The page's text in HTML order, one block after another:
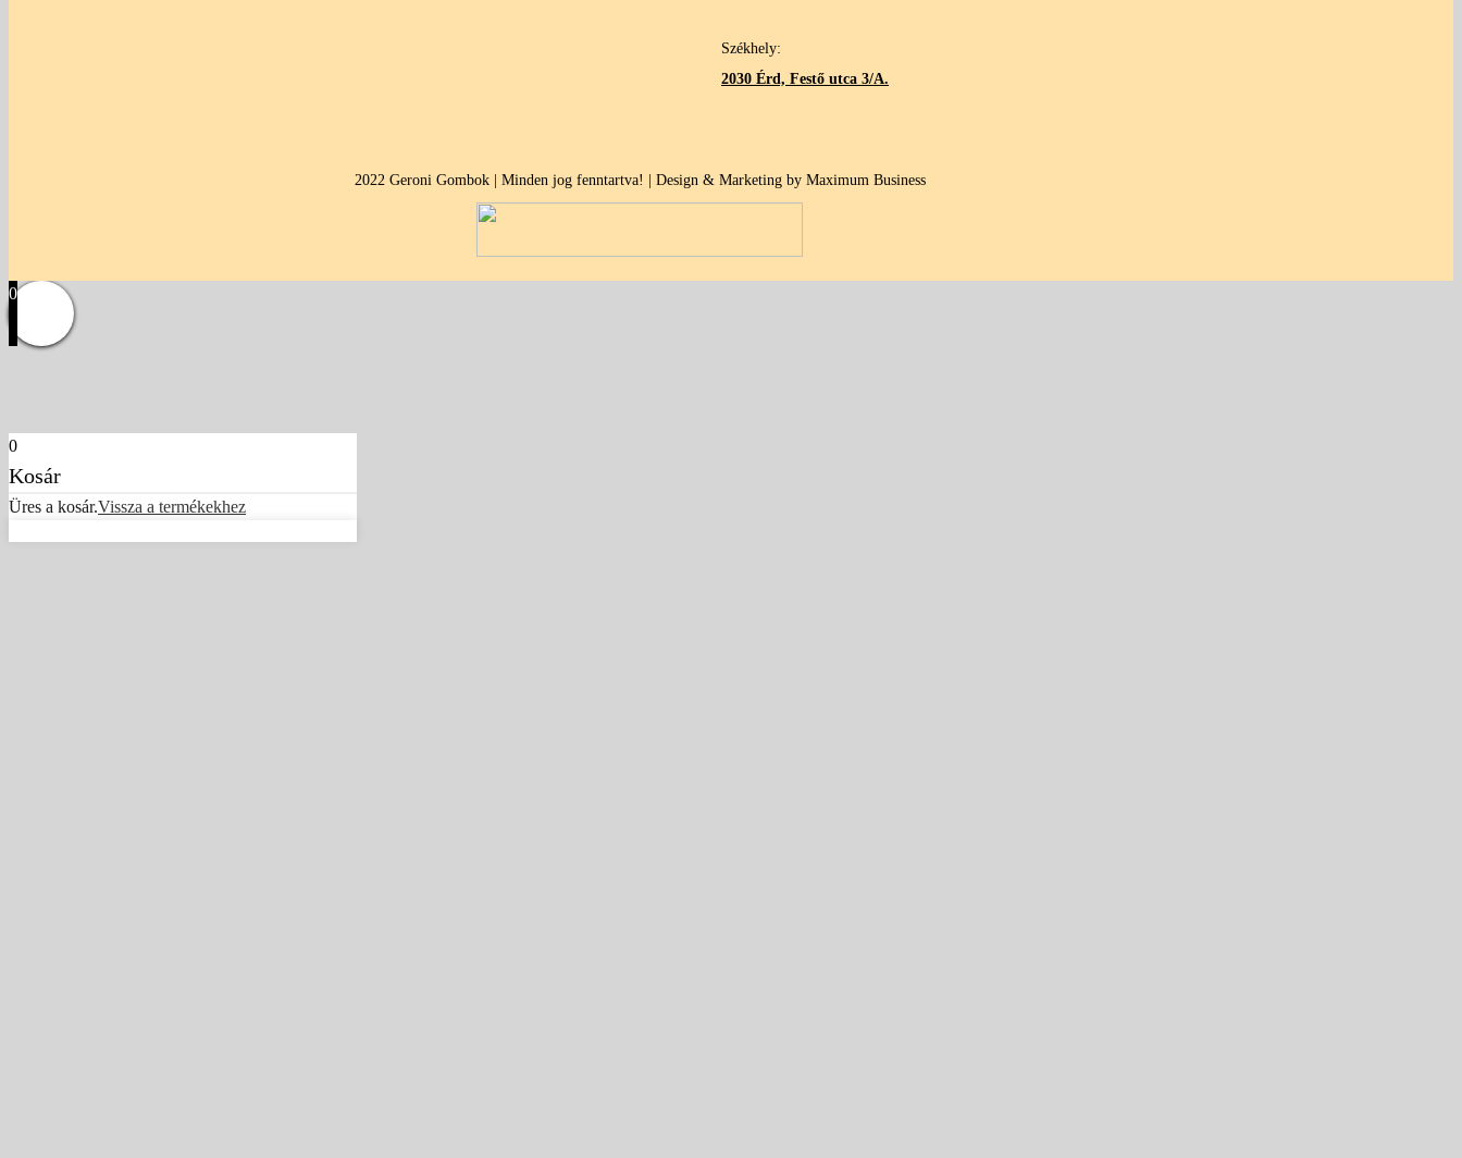
Székhely:
2030 Érd, Festő utca 3/A.
2022 Geroni Gombok | Minden jog fenntartva! | Design & Marketing by Maximum Business
0
0
Kosár
Üres a kosár.Vissza a termékekhez